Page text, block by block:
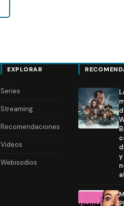
EXPLORAR
Series
Streaming
Recomendaciones
Videos
Webisodios
y